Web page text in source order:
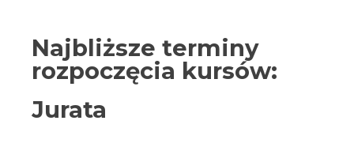
Najbliższe terminy
rozpoczęcia kursów:
Jurata